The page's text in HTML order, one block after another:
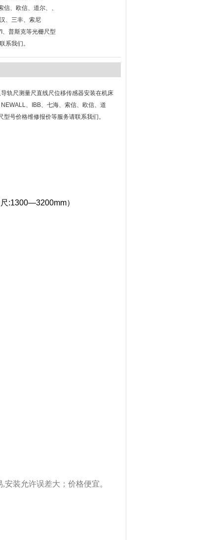
、欧信、道尔、、
、三丰、索尼
普斯克等光栅尺型
系我们。
轨尺测量尺直线尺位移传感器安装在机床
、IBB、七海、索信、欧信、道
号价格维修报价等服务请联系我们。
:1300—3200mm）
安装允许误差大； 价格便宜。